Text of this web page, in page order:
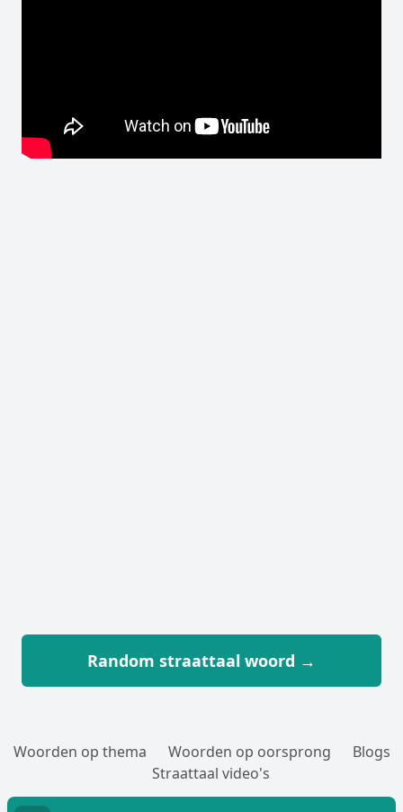
Random straattaal woord →
Woorden op thema Woorden op oorsprong
Blogs
Straattaal video's